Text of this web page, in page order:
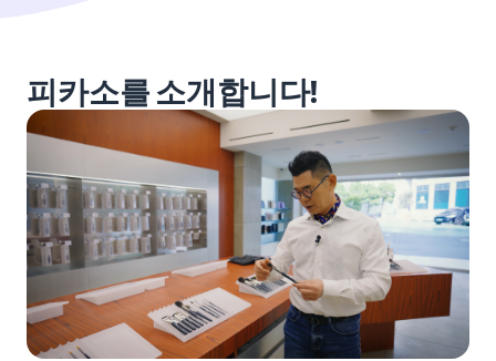
피카소를 소개합니다!